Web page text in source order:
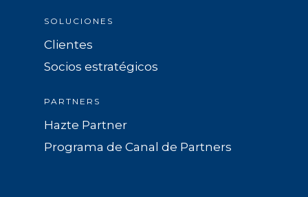
SOLUCIONES
Clientes
Socios estratégicos
PARTNERS
Hazte Partner
Programa de Canal de Partners